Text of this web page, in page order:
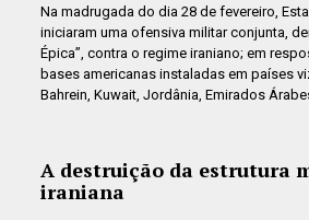
Na madrugada do dia 28 de fevereiro,
iniciaram uma ofensiva militar conjunta,
Épica”, contra o regime iraniano; em
bases americanas instaladas em países
Bahrein, Kuwait, Jordânia, Emirados
A destruição da estrutura
iraniana